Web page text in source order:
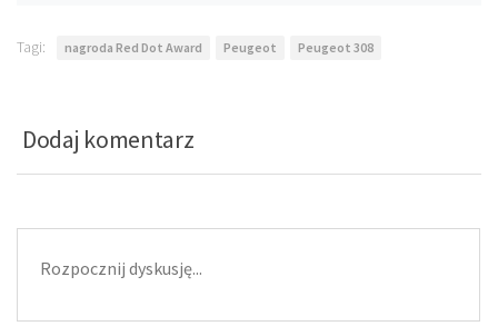
Tagi: nagroda Red Dot Award Peugeot Peugeot 308
Dodaj komentarz